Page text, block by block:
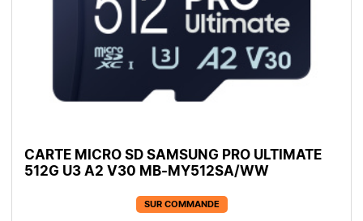
CARTE MICRO SD SAMSUNG PRO ULTIMATE
512G U3 A2 V30 MB-MY512SA/WW
SUR COMMANDE